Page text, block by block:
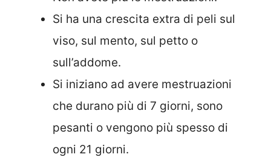
Si ha una crescita extra di peli sul
viso, sul mento, sul petto o
sull’addome.
Si iniziano ad avere mestruazioni
che durano più di 7 giorni, sono
pesanti o vengono più spesso di
ogni 21 giorni.